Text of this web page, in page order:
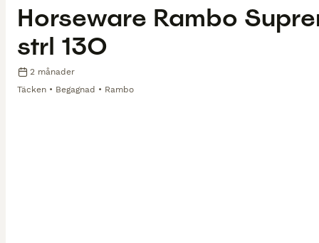
Horseware Rambo
strl 130
2 månader
Täcken
Begagnad Rambo